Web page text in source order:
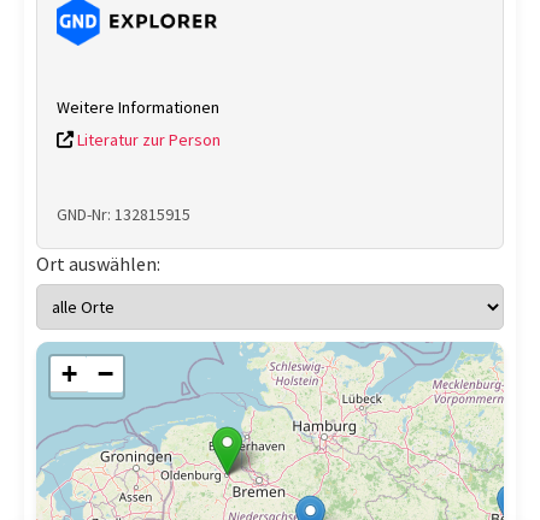
Weitere Informationen
Literatur zur Person
GND-Nr: 132815915
Ort auswählen:
+ −